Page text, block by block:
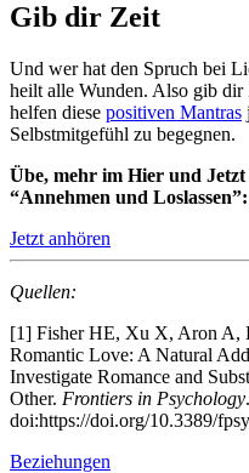
Gib dir Zeit
Und wer hat den Spruch bei
heilt alle Wunden. Also gib
helfen diese positiven Mantras
Selbstmitgefühl zu begegnen.
Übe, mehr im Hier und
“Annehmen und Loslassen”:
Jetzt anhören
Quellen:
[1] Fisher HE, Xu X, Aron A,
Romantic Love: A Natural
Investigate Romance and
Other. Frontiers in Psychology
doi:https://doi.org/10.3389/
Beziehungen